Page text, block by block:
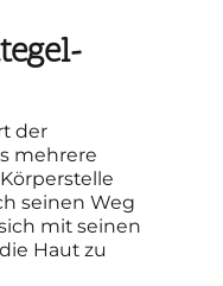
der
mehrere
seinen Weg
mit seinen
Haut zu